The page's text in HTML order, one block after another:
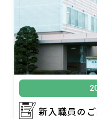
新入職員の